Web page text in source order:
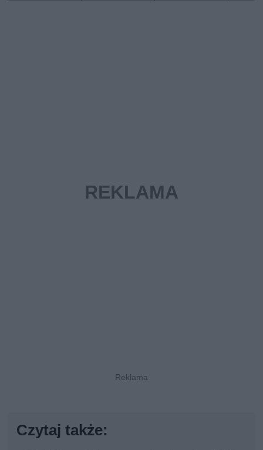
Czytaj także: